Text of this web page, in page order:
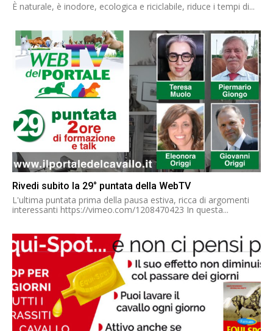
È naturale, è inodore, ecologica e riciclabile, riduce i tempi di...
Rivedi subito la 29° puntata della WebTV
L'ultima puntata prima della pausa estiva, ricca di argomenti
interessanti https://vimeo.com/1208470423 In questa...